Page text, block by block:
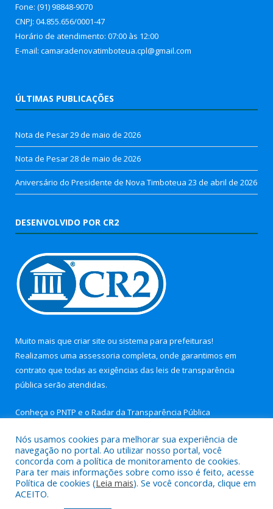
Fone: (91) 98848-9070
CNPJ: 04.855.656/0001-47
Horário de atendimento: 07:00 às 12:00
E-mail: camaradenovatimboteua.cpl@gmail.com
ÚLTIMAS PUBLICAÇÕES
Nota de Pesar29 de maio de 2026
Nota de Pesar28 de maio de 2026
Aniversário do Presidente de Nova Timboteua 23 de abril de 2026
DESENVOLVIDO POR CR2
Muito mais que criar site ou sistema para prefeituras!
Realizamos uma assessoria completa, onde garantimos em
contrato que todas as exigências das leis de transparência
pública serão atendidas.
Conheça o PNTP e o Radar da Transparência Pública
Todos os direitos reservados a Câmara Municipal de Nova
Timboteua.
Nós usamos cookies para melhorar sua experiência de
navegação no portal. Ao utilizar nosso portal, você
concorda com a política de monitoramento de cookies.
Para ter mais informações sobre como isso é feito, acesse
Política de cookies (Leia mais). Se você concorda, clique em
ACEITO.